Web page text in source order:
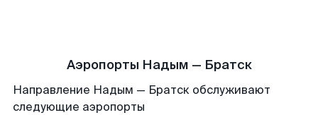
Аэропорты Надым — Братск
Направление Надым — Братск обслуживают
следующие аэропорты